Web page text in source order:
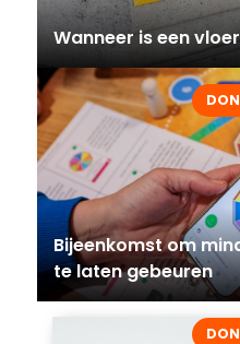
Wanneer is een
Bijeenkomst om
te laten gebeuren